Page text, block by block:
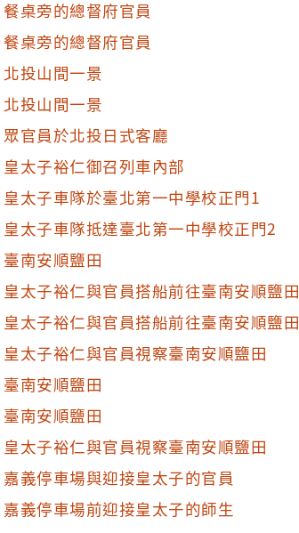
餐桌旁的總督府官員
餐桌旁的總督府官員
北投山間一景
北投山間一景
眾官員於北投日式客廳
皇太子裕仁御召列車內部
皇太子車隊於臺北第一中學校正門1
皇太子車隊抵達臺北第一中學校正門2
臺南安順鹽田
皇太子裕仁與官員搭船前往臺南安順鹽田
皇太子裕仁與官員搭船前往臺南安順鹽田
皇太子裕仁與官員視察臺南安順鹽田
臺南安順鹽田
臺南安順鹽田
皇太子裕仁與官員視察臺南安順鹽田
嘉義停車場與迎接皇太子的官員
嘉義停車場前迎接皇太子的師生